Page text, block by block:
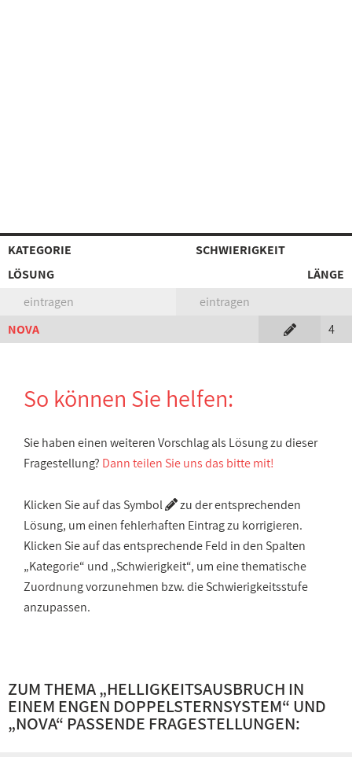
KATEGORIE
SCHWIERIGKEIT
LÖSUNG
LÄNGE
eintragen
eintragen
NOVA
4
So können Sie helfen:
Sie haben einen weiteren Vorschlag als Lösung zu dieser
Fragestellung? Dann teilen Sie uns das bitte mit!
Klicken Sie auf das Symbol
zu der entsprechenden
Lösung, um einen fehlerhaften Eintrag zu korrigieren.
Klicken Sie auf das entsprechende Feld in den Spalten
„Kategorie“ und „Schwierigkeit“, um eine thematische
Zuordnung vorzunehmen bzw. die Schwierigkeitsstufe
anzupassen.
ZUM THEMA „HELLIGKEITSAUSBRUCH IN
EINEM ENGEN DOPPELSTERNSYSTEM“ UND
„NOVA“ PASSENDE FRAGESTELLUNGEN: